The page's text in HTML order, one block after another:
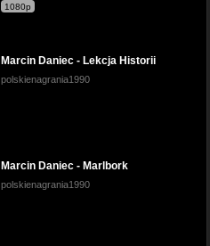
1080p
Marcin Daniec - Lekcja Historii
polskienagrania1990
Marcin Daniec - Marlbork
polskienagrania1990